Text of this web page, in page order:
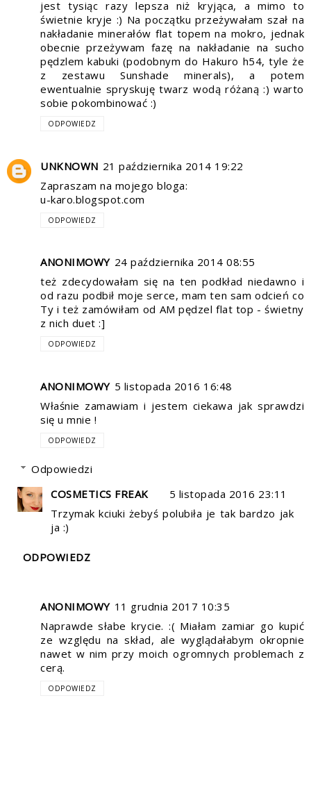
jest tysiąc razy lepsza niż kryjąca, a mimo to
świetnie kryje :) Na początku przeżywałam szał na
nakładanie minerałów flat topem na mokro, jednak
obecnie przeżywam fazę na nakładanie na sucho
pędzlem kabuki (podobnym do Hakuro h54, tyle że
z zestawu Sunshade minerals), a potem
ewentualnie spryskuję twarz wodą różaną :) warto
sobie pokombinować :)
ODPOWIEDZ
UNKNOWN 21 października 2014 19:22
Zapraszam na mojego bloga:
u-karo.blogspot.com
ODPOWIEDZ
ANONIMOWY 24 października 2014 08:55
też zdecydowałam się na ten podkład niedawno i
od razu podbił moje serce, mam ten sam odcień co
Ty i też zamówiłam od AM pędzel flat top - świetny
z nich duet :]
ODPOWIEDZ
ANONIMOWY 5 listopada 2016 16:48
Właśnie zamawiam i jestem ciekawa jak sprawdzi
się u mnie !
ODPOWIEDZ
Odpowiedzi
COSMETICS FREAK
5 listopada 2016 23:11
Trzymak kciuki żebyś polubiła je tak bardzo jak
ja :)
ODPOWIEDZ
ANONIMOWY 11 grudnia 2017 10:35
Naprawde słabe krycie. :( Miałam zamiar go kupić
ze względu na skład, ale wyglądałabym okropnie
nawet w nim przy moich ogromnych problemach z
cerą.
ODPOWIEDZ